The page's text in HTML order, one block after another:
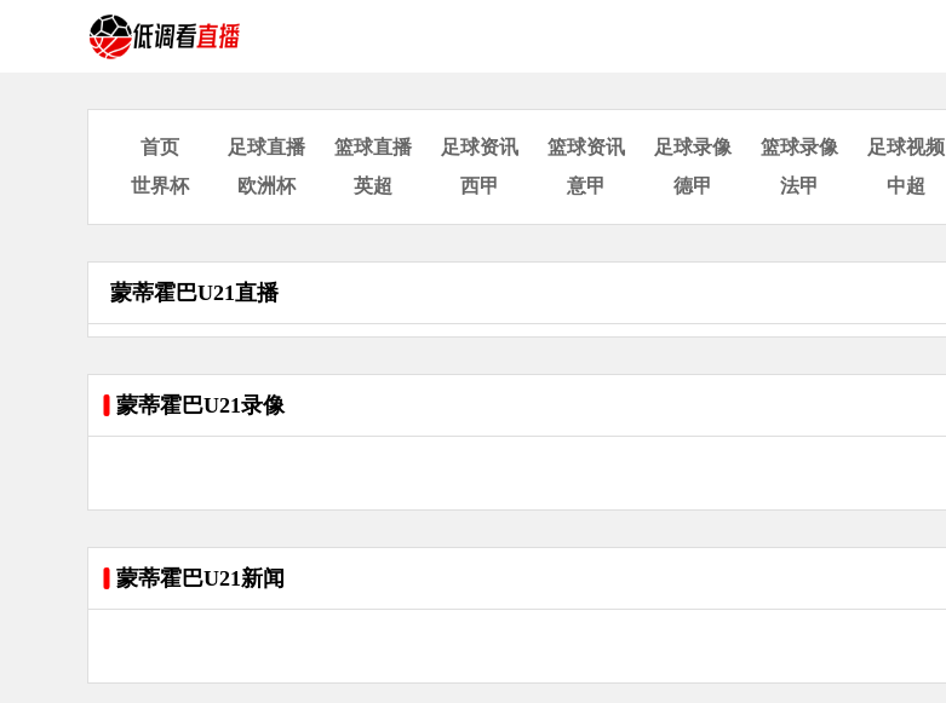
首页 足球直播 篮球直播 足球资讯 篮球资讯 足球录像 篮球录像 足球视频
世界杯
欧洲杯 英超 西甲 意甲 德甲 法甲 中超
蒙蒂霍巴U21直播
蒙蒂霍巴U21录像
蒙蒂霍巴U21新闻